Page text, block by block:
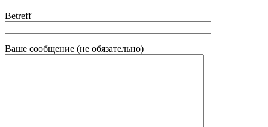
Betreff
Ваше сообщение (не обязательно)